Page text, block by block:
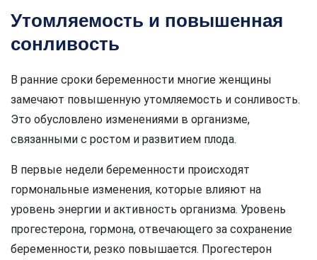
Утомляемость и повышенная
сонливость
В ранние сроки беременности многие женщины
замечают повышенную утомляемость и сонливость.
Это обусловлено изменениями в организме,
связанными с ростом и развитием плода.
В первые недели беременности происходят
гормональные изменения, которые влияют на
уровень энергии и активность организма. Уровень
прогестерона, гормона, отвечающего за сохранение
беременности, резко повышается. Прогестерон